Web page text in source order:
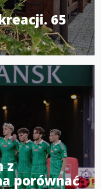
65
z
porównać